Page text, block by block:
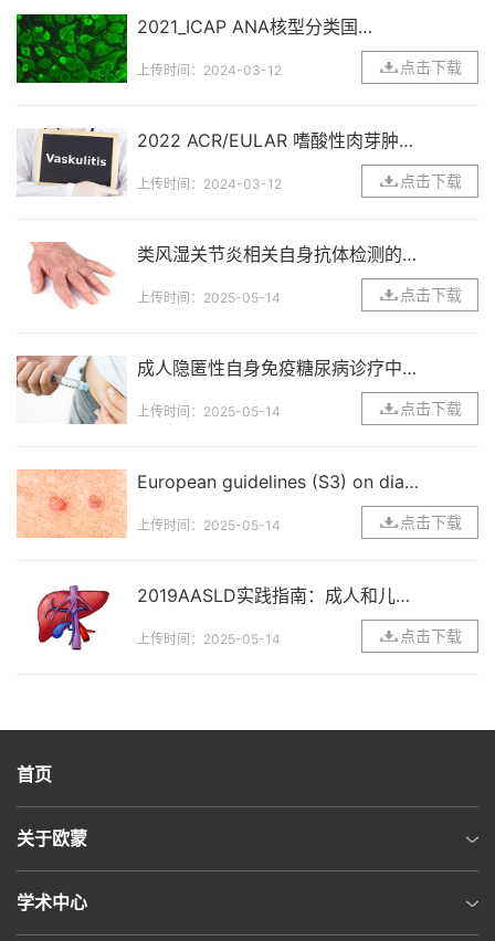
2021_ICAP ANA核型分类国际
上传时间：2024-03-12 点击下载
2022 ACR/EULAR 嗜酸性肉芽肿性
上传时间：2024-03-12 点击下载
类风湿关节炎相关自身抗体检测的临
上传时间：2025-05-14 点击下载
成人隐匿性自身免疫糖尿病诊疗中国
上传时间：2025-05-14 点击下载
European guidelines (S3) on diagn
osis and management of mucous
membrane pemphigoid, initiated b
atology and Venereology
上传时间：2025-05-14 点击下载
2019AASLD实践指南：成人和儿童
自身免疫性肝炎的诊断和治疗
上传时间：2025-05-14 点击下载
首页
关于欧蒙
学术中心